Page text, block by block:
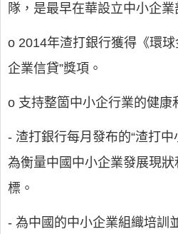
隊，是最早在華設立中小企業
o 2014年渣打銀行獲得《環
企業信貸”獎項。
o 支持整箇中小企行業的健康
- 渣打銀行每月發布的“渣打
為衡量中國中小企業發展現
標。
- 為中國的中小企業組織培訓